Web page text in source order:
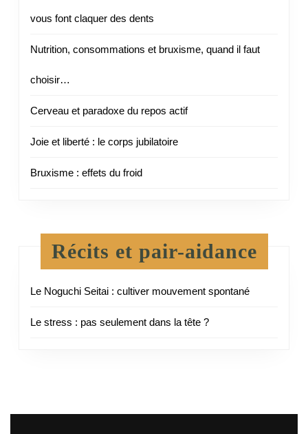
vous font claquer des dents
Nutrition, consommations et bruxisme, quand il faut
choisir…
Cerveau et paradoxe du repos actif
Joie et liberté : le corps jubilatoire
Bruxisme : effets du froid
Récits et pair-aidance
Le Noguchi Seitai : cultiver mouvement spontané
Le stress : pas seulement dans la tête ?